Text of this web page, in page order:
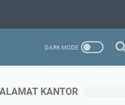
ALAMAT KANTOR